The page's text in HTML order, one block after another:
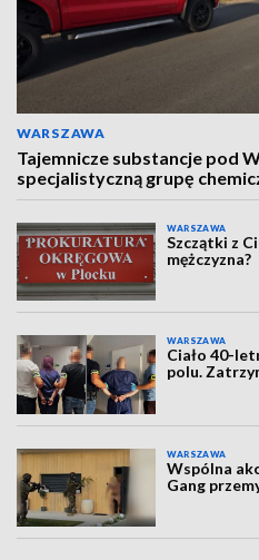
WARSZAWA
Tajemnicze substancje pod
specjalistyczną grupę
WARSZAWA
Szczątki z
mężczyzna?
WARSZAWA
Ciało 40-
polu.
WARSZAWA
Wspólna
Gang